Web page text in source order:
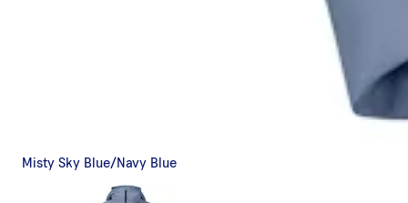
Misty Sky Blue/Navy Blue